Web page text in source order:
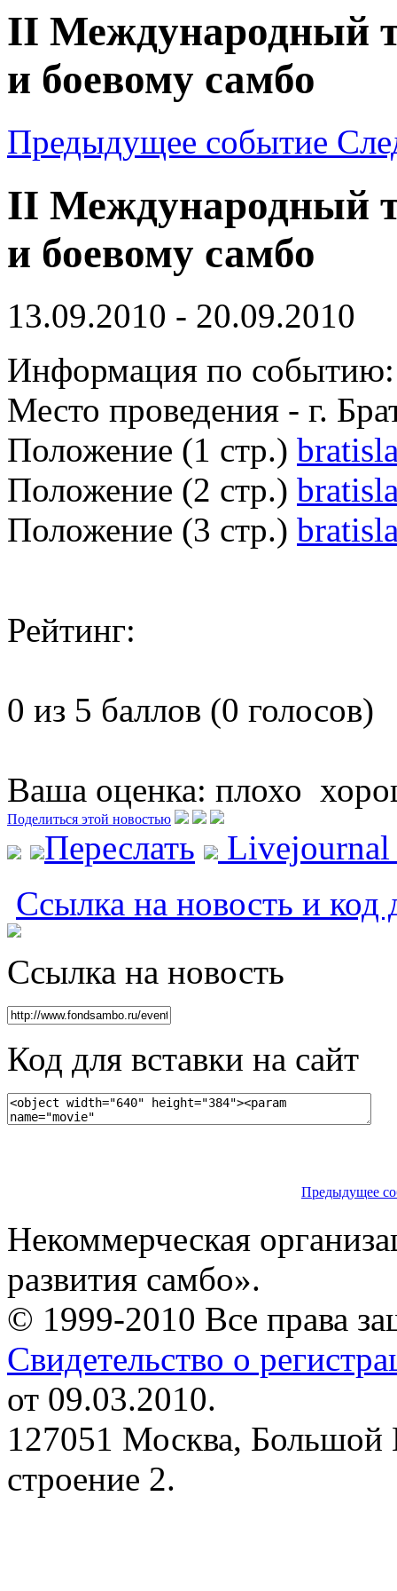
II Международный
и боевому самбо
Предыдущее событие
II Международный
и боевому самбо
13.09.2010 - 20.09.2010
Информация по событию:
Место проведения - г.
Положение (1 стр.)
Положение (2 стр.)
Положение (3 стр.)
Рейтинг:
0 из 5 баллов (0 голосов)
Ваша оценка: плохо
Поделиться этой новостью
Переслать
Ссылка на новость и код
Ссылка на новость
Код для вставки на сайт
Предыдущее
Некоммерческая
развития самбо».
© 1999-2010 Все права
Свидетельство о
от 09.03.2010.
127051 Москва, Большой
строение 2.